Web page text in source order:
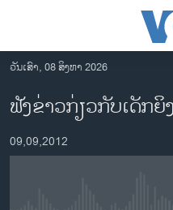
ເຂົ້າ
ຫາ
ຂ້າມ
ຂ້າມ
ຂ້າມ
ລາວ
ອາເມຣິກາ
ວັນເສົາ, 08 ສິງຫາ 2026
ຟັງຂ່າວກ່ຽວກັບເດັກ
09,09,2012